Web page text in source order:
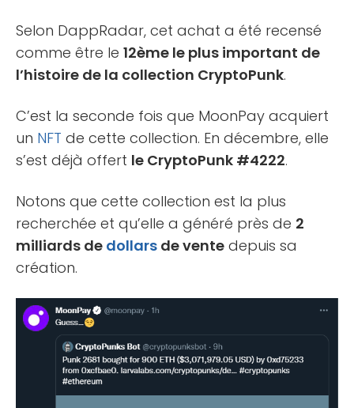
Selon DappRadar, cet achat a été recensé
comme être le 12ème le plus important de
l’histoire de la collection CryptoPunk.
C’est la seconde fois que MoonPay acquiert
un NFT de cette collection. En décembre, elle
s’est déjà offert le CryptoPunk #4222.
Notons que cette collection est la plus
recherchée et qu’elle a généré près de 2
milliards de dollars de vente depuis sa
création.